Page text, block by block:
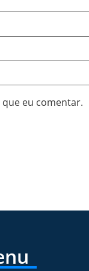
eu comentar.